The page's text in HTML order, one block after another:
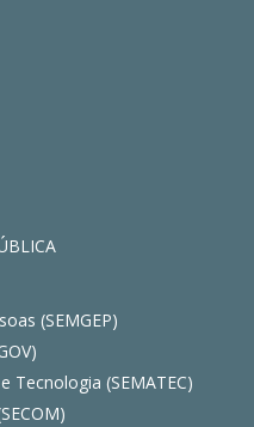
(SEMGEP)
Tecnologia (SEMATEC)